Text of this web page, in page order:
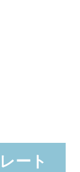
ート